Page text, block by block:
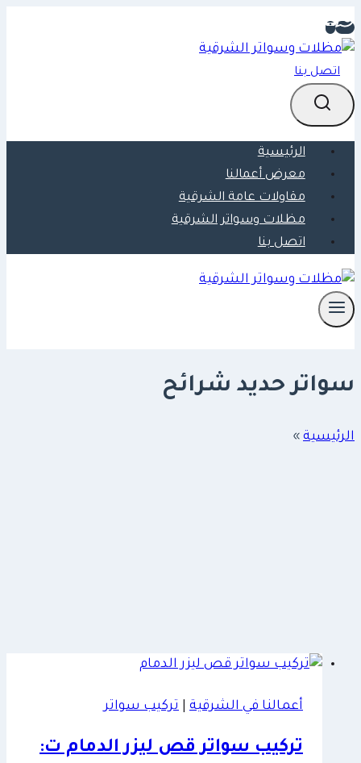
إلى
اتصل بنا
الرئيسية
معرض أعمالنا
مقاولات عامة الشرقية
مظلات وسواتر الشرقية
اتصل بنا
سواتر حديد شرائح
الرئيسية »
أعمالنا في الشرقية تركيب سواتر
تركيب سواتر قص ليزر الدمام ت: